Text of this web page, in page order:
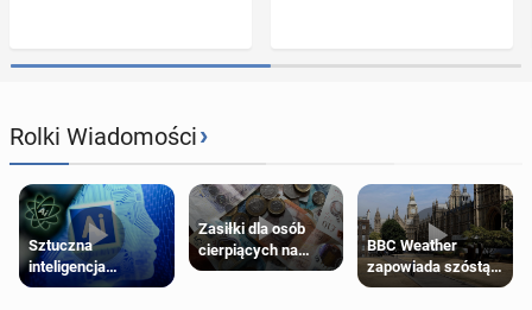
Rolki Wiadomości›
Sztuczna
inteligencja
próbowała oszukać
Zasiłki dla osób
cierpiących na
schorzenia
BBC Weather
zapowiada szóstą
falę upałów w